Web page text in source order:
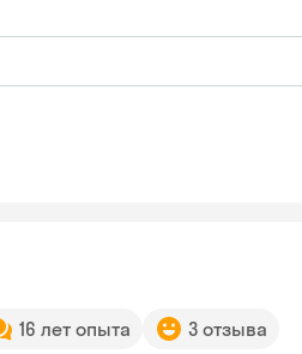
16 лет опыта 3 отзыва